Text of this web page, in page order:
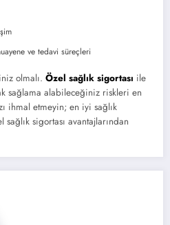
ve tedavi süreçleri
olmalı. Özel sağlık sigortası ile
sağlama alabileceğiniz riskleri en
ihmal etmeyin; en iyi sağlık
sigortası avantajlarından